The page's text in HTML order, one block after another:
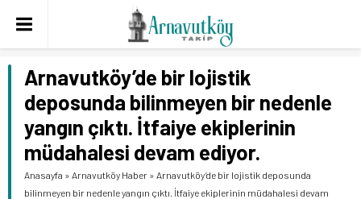
Arnavutköy’de bir lojistik
deposunda bilinmeyen bir nedenle
yangın çıktı. İtfaiye ekiplerinin
müdahalesi devam ediyor.
Anasayfa » Arnavutköy Haber » Arnavutköy’de bir lojistik deposunda
bilinmeyen bir nedenle yangın çıktı. İtfaiye ekiplerinin müdahalesi devam